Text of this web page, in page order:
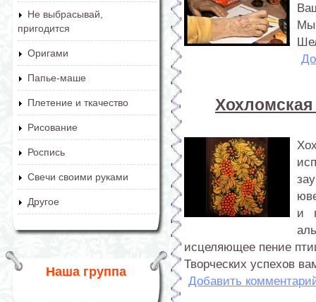
Не выбрасывай,
пригодится
Оригами
Папье-маше
Плетение и ткачество
Рисование
Роспись
Свечи своими руками
Другое
Наша группа
Мы
Хохломская
и
исцеляющее пение
Творческих успехов
Добавить